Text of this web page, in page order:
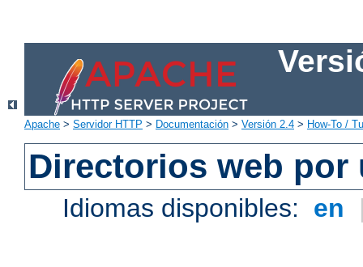
Apache > Servidor HTTP > Documentación > Versión 2.4 > How-To /
Directorios web por
Idiomas disponibles: en